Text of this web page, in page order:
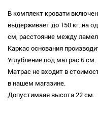
В комплект кровати
выдерживает до 150 кг. на
см, расстояние между
Каркас основания
Углубление под матрас 6 см.
Матрас не входит в
в нашем магазине.
Допустимаая высота 22 см.